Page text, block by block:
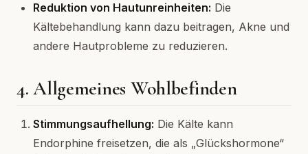
Reduktion von Hautunreinheiten: Die
Kältebehandlung kann dazu beitragen, Akne und
andere Hautprobleme zu reduzieren.
4. Allgemeines Wohlbefinden
Stimmungsaufhellung: Die Kälte kann
Endorphine freisetzen, die als „Glückshormone“